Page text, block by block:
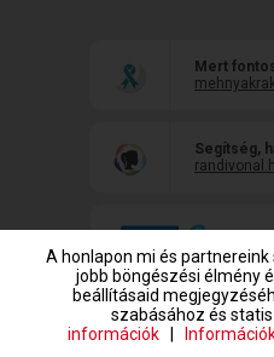
Mert
Segítség,
A honlapon mi és
jobb böngészési élmény
beállításaid
szabásához és
információk